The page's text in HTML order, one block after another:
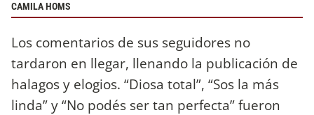
CAMILA HOMS
Los comentarios de sus seguidores no
tardaron en llegar, llenando la publicación de
halagos y elogios. “Diosa total”, “Sos la más
linda” y “No podés ser tan perfecta” fueron